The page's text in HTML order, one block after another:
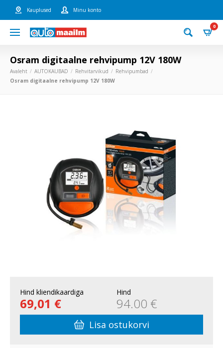
Kauplused Minu konto
0
Osram digitaalne rehvipump 12V 180W
Avaleht AUTOKAUBAD Rehvitarvikud
Rehvipumbad
Osram digitaalne rehvipump 12V 180W
Hind kliendikaardiga
69,01 €
Hind
94.00 €
Lisa ostukorvi